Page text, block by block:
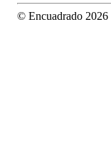
© Encuadrado 2026